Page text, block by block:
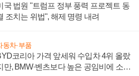
국 법원 "트럼프 정부 풍력 프로젝트 동
조치는 위법", 해제 명령 내려
동차·부품
코리아 가격 앞세워 수입차 4위 올랐
만, BMW·벤츠보다 높은 공임비에 소비